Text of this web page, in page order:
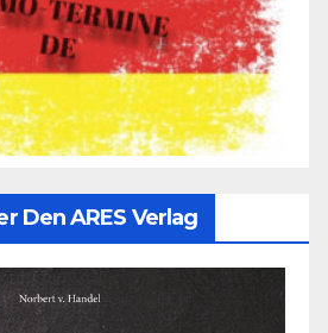
Den ARES Verlag